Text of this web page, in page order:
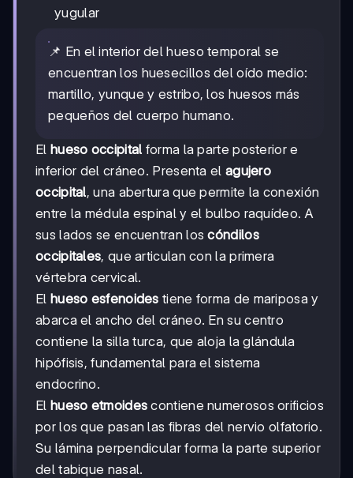
yugular
📌 En el interior del hueso temporal se
encuentran los huesecillos del oído medio:
martillo, yunque y estribo, los huesos más
pequeños del cuerpo humano.
El hueso occipital forma la parte posterior e
inferior del cráneo. Presenta el agujero
occipital, una abertura que permite la conexión
entre la médula espinal y el bulbo raquídeo. A
sus lados se encuentran loscóndilos
occipitales, que articulan con la primera
vértebra cervical.
El hueso esfenoides tiene forma de mariposa y
abarca el ancho del cráneo. En su centro
contiene la silla turca, que aloja la glándula
hipófisis, fundamental para el sistema
endocrino.
El hueso etmoides contiene numerosos orificios
por los que pasan las fibras del nervio olfatorio.
Su lámina perpendicular forma la parte superior
del tabique nasal.